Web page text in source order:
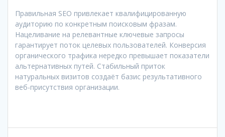
Правильная SEO привлекает квалифицированную
аудиторию по конкретным поисковым фразам.
Нацеливание на релевантные ключевые запросы
гарантирует поток целевых пользователей. Конверсия
органического трафика нередко превышает показатели
альтернативных путей. Стабильный приток
натуральных визитов создаёт базис результативного
веб-присутствия организации.